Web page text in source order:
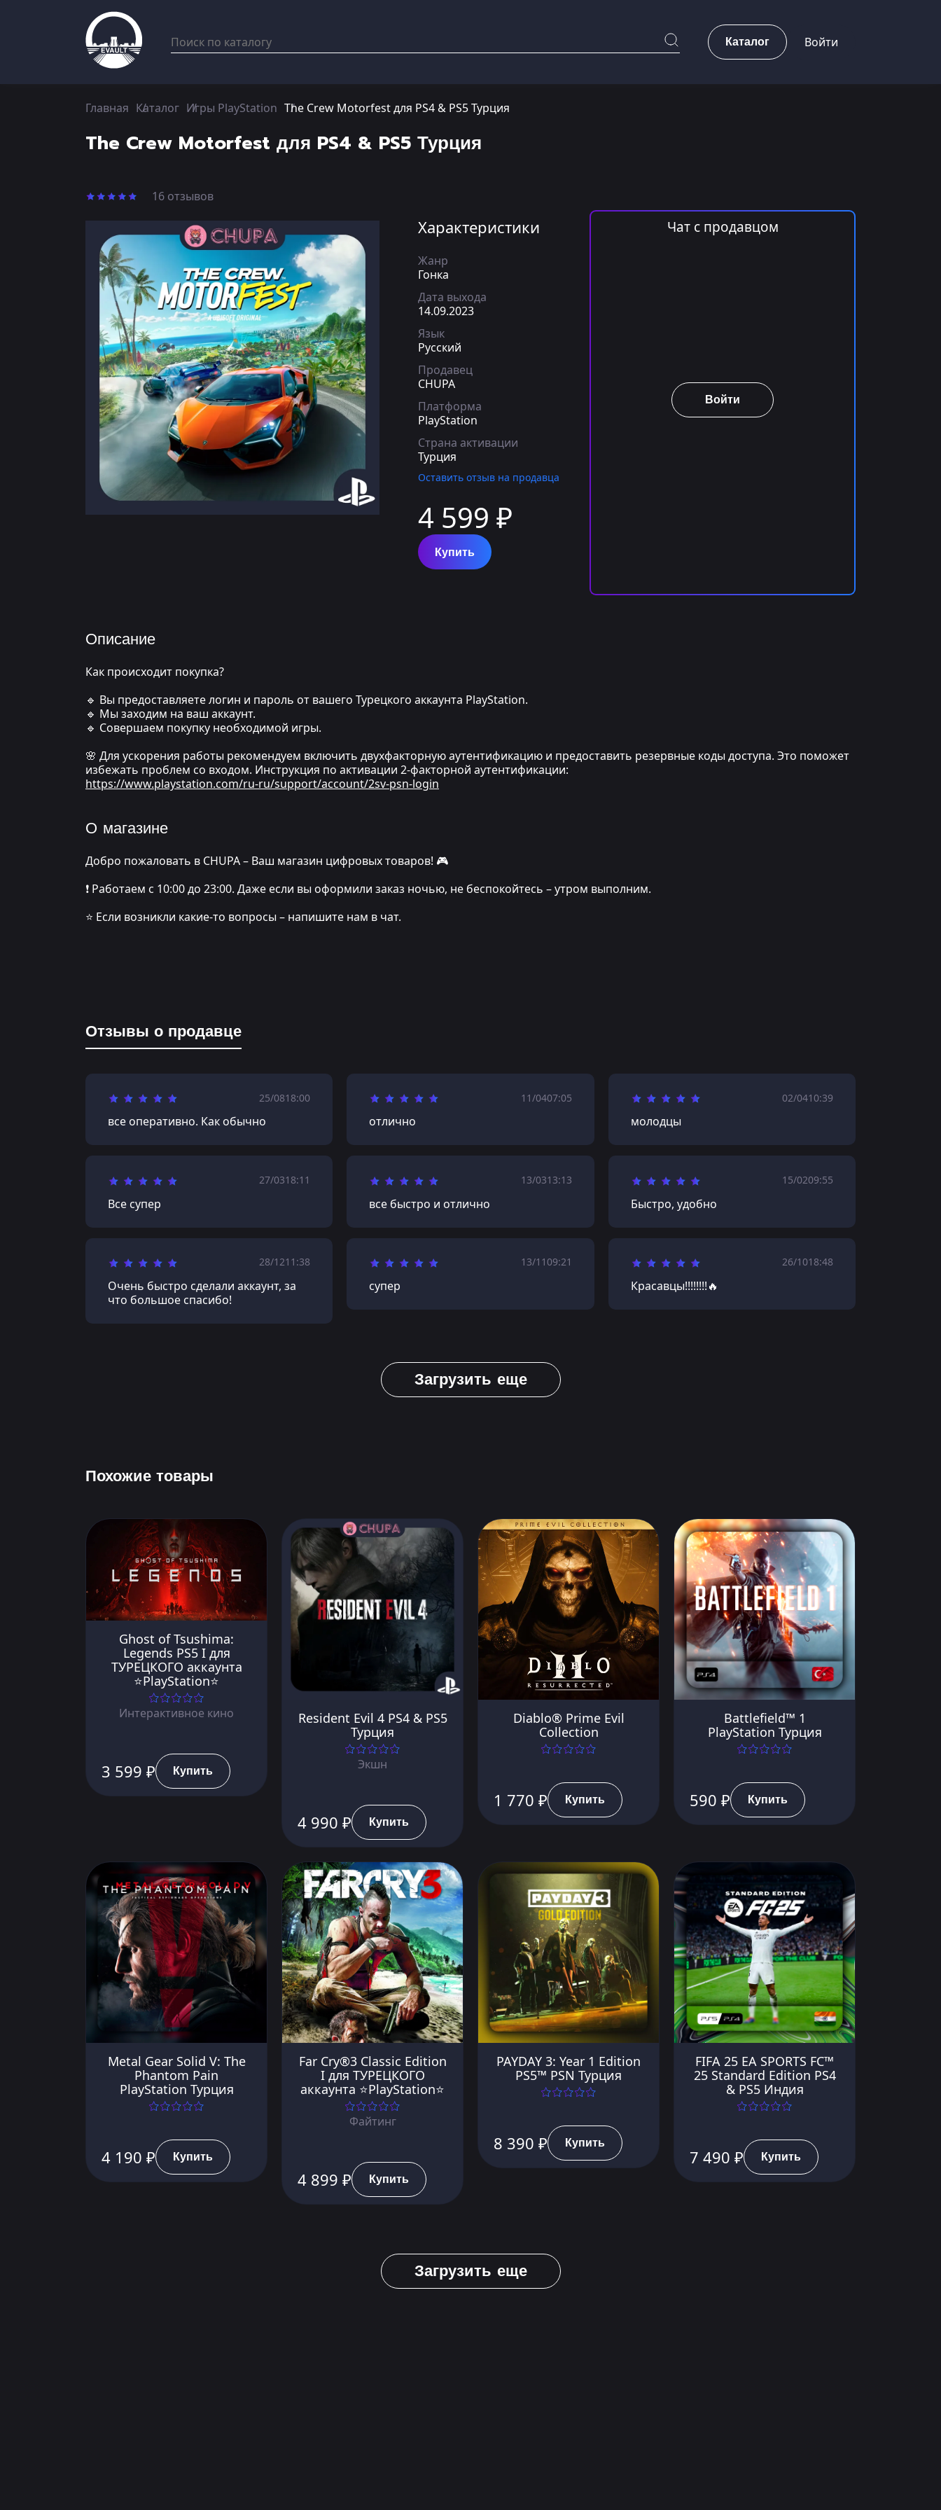
Каталог Войти
Главная Каталог Игры PlayStation The Crew Motorfest для PS4 & PS5 Турция
The Crew Motorfest для PS4 & PS5 Турция
16 отзывов
Характеристики
Жанр
Гонка
Дата выхода
14.09.2023
Язык
Русский
Продавец
CHUPA
Платформа
PlayStation
Страна активации
Турция
Оставить отзыв на продавца
4 599 ₽
Купить
Чат с продавцом
Войти
Описание
Как происходит покупка?
🔹 Вы предоставляете логин и пароль от вашего Турецкого аккаунта PlayStation.
🔹 Мы заходим на ваш аккаунт.
🔹 Совершаем покупку необходимой игры.
🌸 Для ускорения работы рекомендуем включить двухфакторную аутентификацию и предоставить резервные коды доступа. Это поможет
избежать проблем со входом. Инструкция по активации 2-факторной аутентификации:
https://www.playstation.com/ru-ru/support/account/2sv-psn-login
О магазине
Добро пожаловать в CHUPA – Ваш магазин цифровых товаров! 🎮
❗️ Работаем с 10:00 до 23:00. Даже если вы оформили заказ ночью, не беспокойтесь – утром выполним.
⭐️ Если возникли какие-то вопросы – напишите нам в чат.
Отзывы о продавце
25/0818:00
все оперативно. Как обычно
11/0407:05
отлично
02/0410:39
молодцы
27/0318:11
Все супер
13/0313:13
все быстро и отлично
15/0209:55
Быстро, удобно
28/1211:38
Очень быстро сделали аккаунт, за
что большое спасибо!
13/1109:21
супер
26/1018:48
Красавцы!!!!!!!!🔥
Загрузить еще
Похожие товары
Ghost of Tsushima:
Legends PS5 I для
ТУРЕЦКОГО аккаунта
⭐PlayStation⭐
Интерактивное кино
3 599 ₽ Купить
Resident Evil 4 PS4 & PS5
Турция
Экшн
4 990 ₽ Купить
Diablo® Prime Evil
Collection
1 770 ₽ Купить
Battlefield™ 1
PlayStation Турция
590 ₽ Купить
Metal Gear Solid V: The
Phantom Pain
PlayStation Турция
4 190 ₽ Купить
Far Cry®3 Classic Edition
I для ТУРЕЦКОГО
аккаунта ⭐PlayStation⭐
Файтинг
4 899 ₽ Купить
PAYDAY 3: Year 1 Edition
PS5™ PSN Турция
8 390 ₽ Купить
FIFA 25 EA SPORTS FC™
25 Standard Edition PS4
& PS5 Индия
7 490 ₽ Купить
Загрузить еще